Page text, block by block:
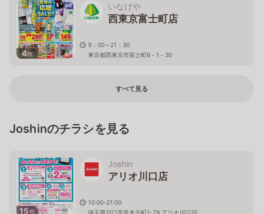
4枚
いなげや
西東京富士町店
9：00～21：30
東京都西東京市富士町6－1－30
すべて見る
Joshinのチラシを見る
15枚
Joshin
アリオ川口店
10:00-21:00
埼玉県川口市並木元町1-79 アリオ川口2F